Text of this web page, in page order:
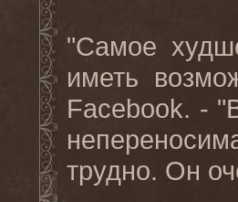
"Самое
иметь
Facebook. -
трудно. Он